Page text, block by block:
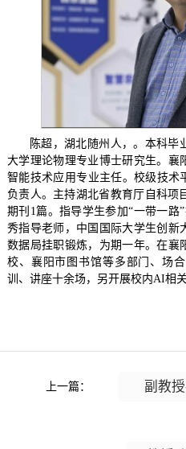
陈超，湖北随州人，。本科毕
大学理论物理专业博士研究生。襄
智能技术应用专业主任。校级技术
负责人。主持湖北省教育厅自科项
期刊1篇。指导学生参加“一带一路
秀指导老师，中国国际大学生创新
数据局挂职锻炼，为期一年。在襄
校、襄阳市图书馆等多部门、场
训、讲座十余场， 另开展校内AI相
上一篇： 副教